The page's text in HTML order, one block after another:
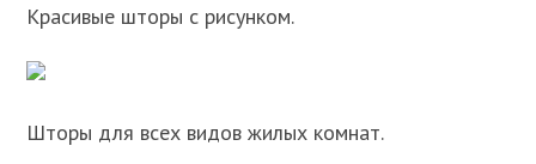
Красивые шторы с рисунком.
Шторы для всех видов жилых комнат.